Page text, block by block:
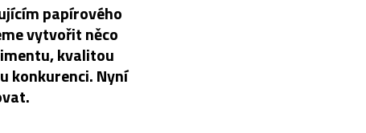
papírového
vytvořit něco
kvalitou
konkurenci. Nyní